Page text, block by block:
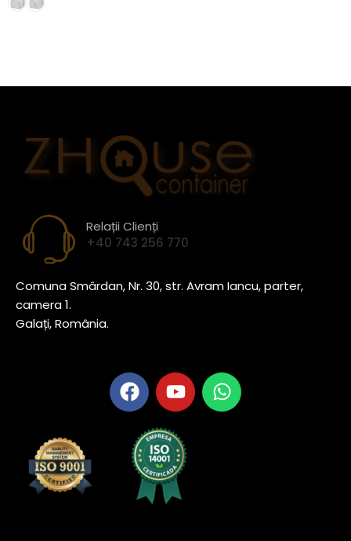
Relații Clienți
+40 743 256 770
Comuna Smârdan, Nr. 30, str. Avram Iancu, parter,
camera 1.
Galați, România.